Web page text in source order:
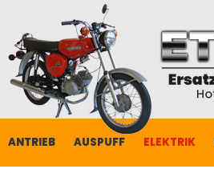
ANTRIEB AUSPUFF ELEKTRIK